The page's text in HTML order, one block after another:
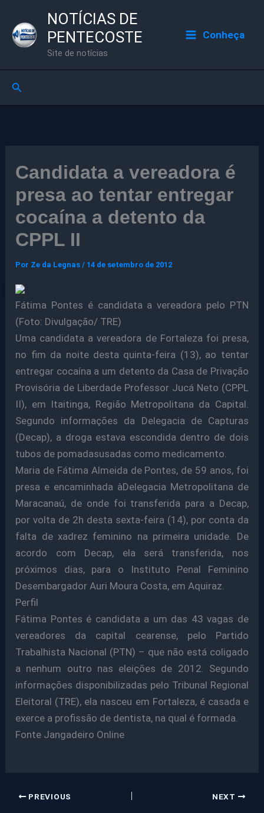
para
NOTÍCIAS DE
PENTECOSTE
Site de notícias
Conheça
Pesquisar
Candidata a vereadora é
presa ao tentar entregar
cocaína a detento da
CPPL II
Por Ze da Legnas/ 14 de setembro de 2012
Fátima Pontes é candidata a vereadora pelo PTN
(Foto: Divulgação/ TRE)
Uma candidata a vereadora de Fortaleza foi presa,
no fim da noite desta quinta-feira (13), ao tentar
entregar cocaína a um detento da Casa de Privação
Provisória de Liberdade Professor Jucá Neto (CPPL
II), em Itaitinga, Região Metropolitana da Capital.
Segundo informações da Delegacia de Capturas
(Decap), a droga estava escondida dentro de dois
tubos de pomadasusadas como medicamento.
Maria de Fátima Almeida de Pontes, de 59 anos, foi
presa e encaminhada àDelegacia Metropolitana de
Maracanaú, de onde foi transferida para a Decap,
por volta de 2h desta sexta-feira (14), por conta da
falta de xadrez feminino na primeira unidade. De
acordo com Decap, ela será transferida, nos
próximos dias, para o Instituto Penal Feminino
Desembargador Auri Moura Costa, em Aquiraz.
Perfil
Fátima Pontes é candidata a um das 43 vagas de
vereadores da capital cearense, pelo Partido
Trabalhista Nacional (PTN) – que não está coligado
a nenhum outro nas eleições de 2012. Segundo
informações disponibilizadas pelo Tribunal Regional
Eleitoral (TRE), ela nasceu em Fortaleza, é casada e
exerce a profissão de dentista, na qual é formada.
Fonte Jangadeiro Online
PREVIOUS NEXT